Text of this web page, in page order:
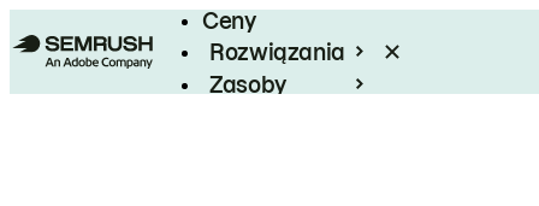
Ceny
Rozwiązania
Zasoby